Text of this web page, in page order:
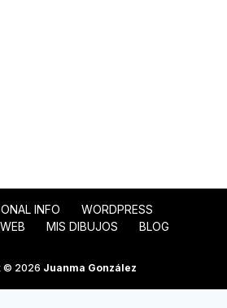
INFO
WORDPRESS
MIS DIBUJOS BLOG
© 2026 Juanma González